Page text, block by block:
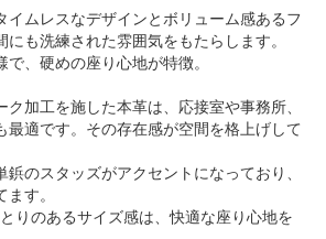
イムレスなデザインとボリューム感あるフ
にも洗練された雰囲気をもたらします。
、硬めの座り心地が特徴。
加工を施した本革は、応接室や事務所、
最適です。その存在感が空間を格上げして
のスタッズがアクセントになっており、
す。
りのあるサイズ感は、快適な座り心地を